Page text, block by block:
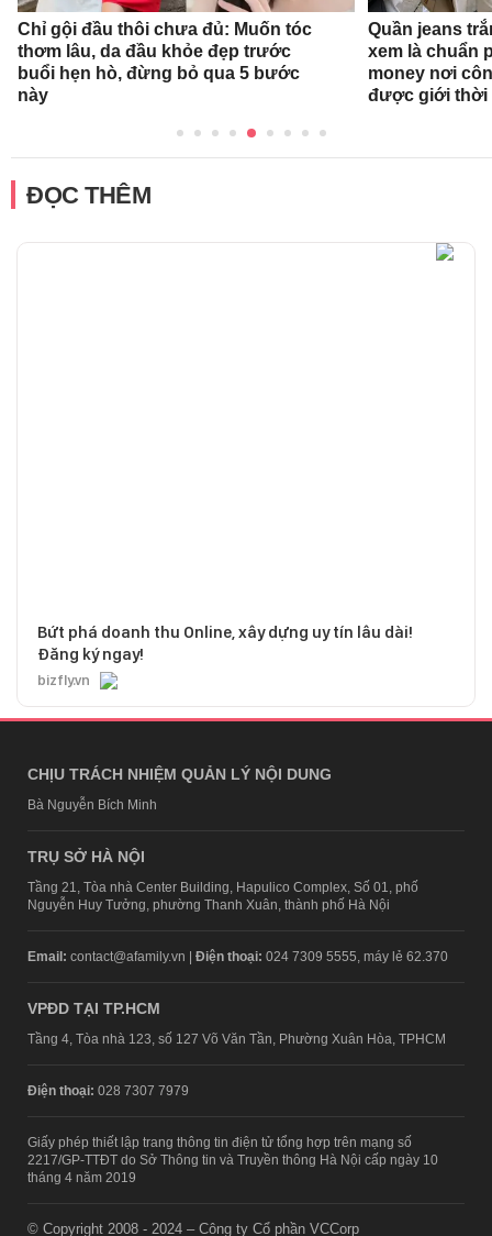
Chỉ gội đầu thôi chưa đủ: Muốn tóc
thơm lâu, da đầu khỏe đẹp trước
buổi hẹn hò, đừng bỏ qua 5 bước
này
Quần jeans
xem là chuẩn
money nơi
được giới thời
ĐỌC THÊM
Bứt phá doanh thu Online, xây dựng uy tín lâu dài!
Đăng ký ngay!
bizfly.vn
CHỊU TRÁCH NHIỆM QUẢN LÝ NỘI DUNG
Bà Nguyễn Bích Minh
TRỤ SỞ HÀ NỘI
Tầng 21, Tòa nhà Center Building, Hapulico Complex, Số 01, phố
Nguyễn Huy Tưởng, phường Thanh Xuân, thành phố Hà Nội
Email: contact@afamily.vn | Điện thoại: 024 7309 5555, máy lẻ 62.370
VPĐD TẠI TP.HCM
Tầng 4, Tòa nhà 123, số 127 Võ Văn Tần, Phường Xuân Hòa, TPHCM
Điện thoại: 028 7307 7979
Giấy phép thiết lập trang thông tin điện tử tổng hợp trên mạng số
2217/GP-TTĐT do Sở Thông tin và Truyền thông Hà Nội cấp ngày 10
tháng 4 năm 2019
© Copyright 2008 - 2024 – Công ty Cổ phần VCCorp